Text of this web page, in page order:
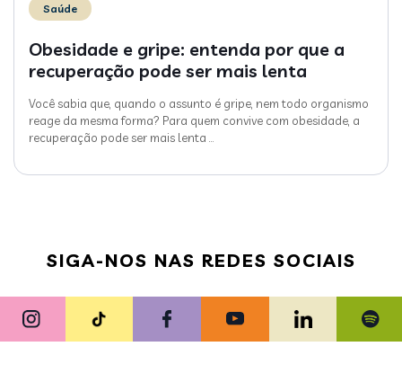
Saúde
Obesidade e gripe: entenda por que a
recuperação pode ser mais lenta
Você sabia que, quando o assunto é gripe, nem todo organismo
reage da mesma forma? Para quem convive com obesidade, a
recuperação pode ser mais lenta
SIGA-NOS NAS REDES SOCIAIS